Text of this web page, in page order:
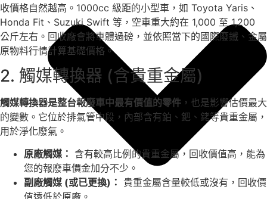
收價格自然越高。1000cc 級距的小型車，如 Toyota Yaris、
Honda Fit、Suzuki Swift 等，空車重大約在 1,000 至 1,200
公斤左右。回收廠會將車體過磅，並依照當下的國際廢鐵、金屬
原物料行情計算基礎價格。
2. 觸媒轉換器 (含貴重金屬)
觸媒轉換器是整台報廢車中最有價值的零件 ，也是影響估價最大
的變數。它位於排氣管中段，內部含有鉑、鈀、銠等貴重金屬，
用於淨化廢氣。
原廠觸媒： 含有較高比例的貴重金屬，回收價值高，能為
您的報廢車價金加分不少。
副廠觸媒 (或已更換)： 貴重金屬含量較低或沒有，回收價